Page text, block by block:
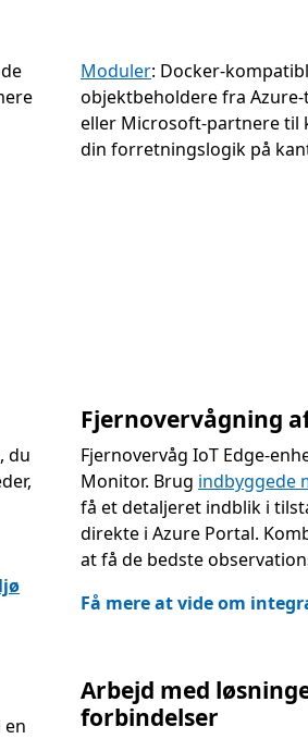
Moduler: Docker-
objektbeholdere fra
eller Microsoft-partnere til
din forretningslogik på
du
Fjernovervågning
Fjernovervåg IoT Edge-
Monitor. Brug indbyggede
få et detaljeret indblik i
direkte i Azure Portal.
at få de bedste
Få mere at vide om
en
Arbejd med
forbindelser